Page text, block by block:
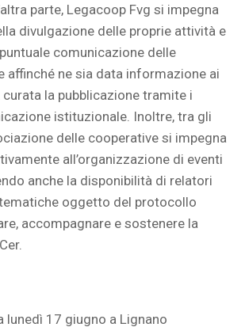
parte, Legacoop Fvg si impegna
divulgazione delle proprie attività e
comunicazione delle
affinché ne sia data informazione ai
curata la pubblicazione tramite i
istituzionale. Inoltre, tra gli
delle cooperative si impegna
all’organizzazione di eventi
anche la disponibilità di relatori
oggetto del protocollo
accompagnare e sostenere la
lunedì 17 giugno a Lignano